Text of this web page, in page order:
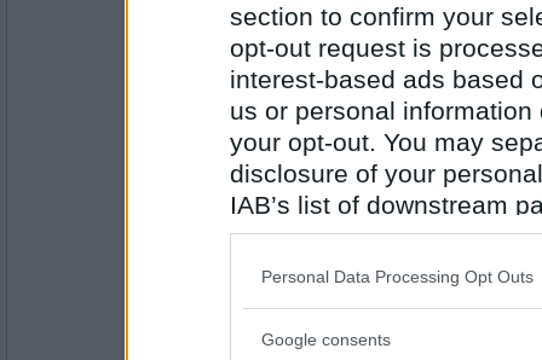
section to confirm your
opt-out request is
interest-based ads based
us or personal
your opt-out. You may
disclosure of your
IAB’s list of downstream
also be disclosed by us
Downstream Participants
Please note that this
Personal Data Processing Opt Outs
Google consents
remvanrijn
Antal inlägg:
vad kan man överraska en Holländare
ett utmärkt bra jobb !
SmålandsMira
Fula bullar